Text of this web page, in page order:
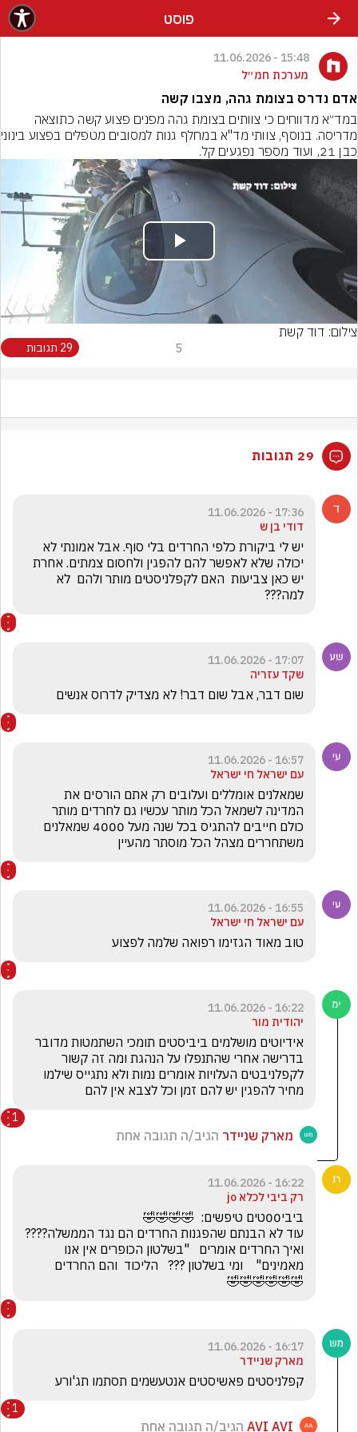
פוסט
15:48 - 11.06.2026
מערכת חמ״ל
אדם נדרס בצומת גהה, מצבו קשה
כבן 21, ועוד מספר נפגעים קל.
Play
Video
צילום: דוד קשת
5 29 תגובות
29 תגובות
17:36 - 11.06.2026
דודי בן ש
למה???
17:07 - 11.06.2026
שקד עזריה
שום דבר, אבל שום דבר! לא מצדיק לדרוס אנשים
16:57 - 11.06.2026
עם ישראל חי ישראל
משתחררים מצהל הכל מוסתר מהעיין
16:55 - 11.06.2026
עם ישראל חי ישראל
טוב מאוד הגזימו רפואה שלמה לפצוע
16:22 - 11.06.2026
יהודית מור
מחיר להפגין יש להם זמן וכל לצבא אין להם
1
מארק שניידר הגיב/ה תגובה אחת
16:22 - 11.06.2026
רק ביבי לכלא jo
🤣🤣🤣🤣🤣🤣
16:17 - 11.06.2026
מארק שניידר
קפלניסטים פאשיסטים אנטעשמים תסתמו תג'ורע
1
AVI AVI הגיב/ה תגובה אחת